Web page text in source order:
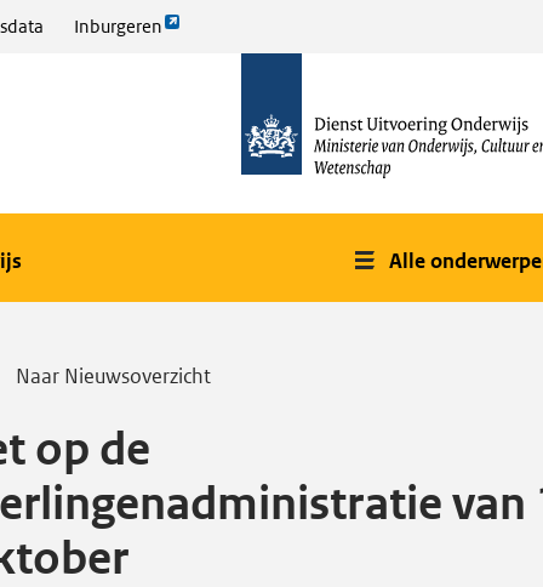
Inburgeren
Link
homepage
Alle
Naar Nieuwsoverzicht
op de
van